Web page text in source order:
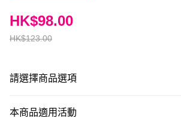
HK$123.00
HK$98.00
請選擇商品選項
本商品適用活動